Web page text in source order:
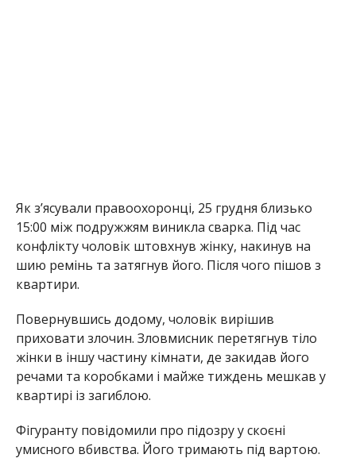
Як з’ясували правоохоронці, 25 грудня близько
15:00 між подружжям виникла сварка. Під час
конфлікту чоловік штовхнув жінку, накинув на
шию ремінь та затягнув його. Після чого пішов з
квартири.
Повернувшись додому, чоловік вирішив
приховати злочин. Зловмисник перетягнув тіло
жінки в іншу частину кімнати, де закидав його
речами та коробками і майже тиждень мешкав у
квартирі із загиблою.
Фігуранту повідомили про підозру у скоєні
умисного вбивства. Його тримають під вартою.